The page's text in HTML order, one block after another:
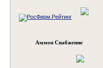
Аммон Снабжение